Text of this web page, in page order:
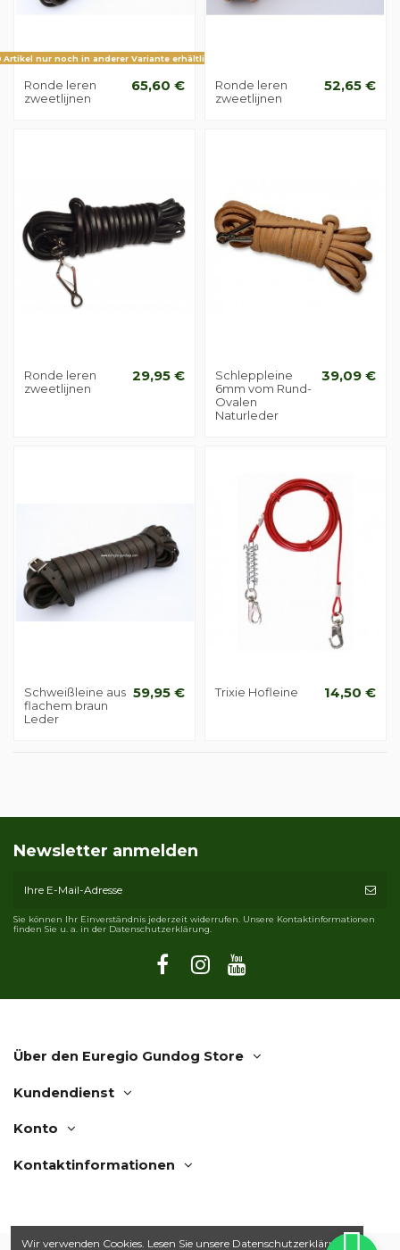
Artikel nur noch in anderer Variante erhältlich
Ronde leren
zweetlijnen
65,60 €
Ronde leren
zweetlijnen
52,65 €
Ronde leren
zweetlijnen
29,95 €
Schleppleine
6mm vom Rund-
Ovalen
Naturleder
39,09 €
Schweißleine aus
flachem braun
Leder
59,95 € Trixie Hofleine 14,50 €
Newsletter anmelden
Sie können Ihr Einverständnis jederzeit widerrufen. Unsere Kontaktinformationen
finden Sie u. a. in der Datenschutzerklärung.
Über den Euregio Gundog Store
Kundendienst
Konto
Kontaktinformationen
Wir verwenden Cookies. Lesen Sie unsere Datenschutzerklärung.